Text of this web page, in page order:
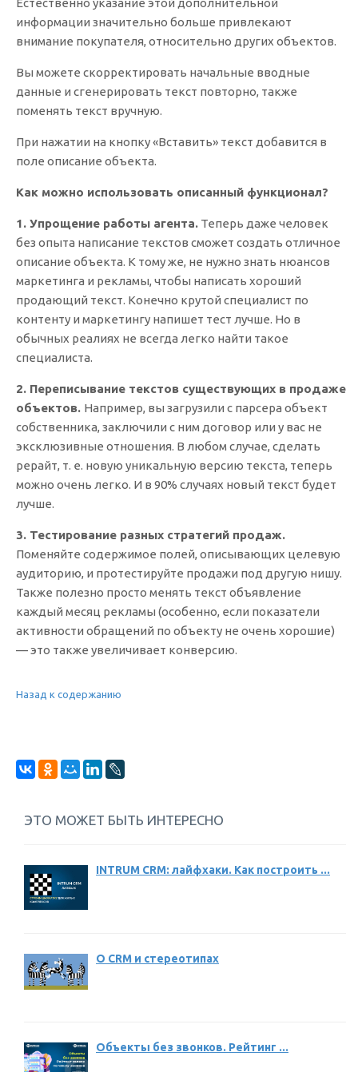
Естественно указание этой дополнительной
информации значительно больше привлекают
внимание покупателя, относительно других объектов.
Вы можете скорректировать начальные вводные
данные и сгенерировать текст повторно, также
поменять текст вручную.
При нажатии на кнопку «Вставить» текст добавится в
поле описание объекта.
Как можно использовать описанный функционал?
1. Упрощение работы агента. Теперь даже человек
без опыта написание текстов сможет создать отличное
описание объекта. К тому же, не нужно знать нюансов
маркетинга и рекламы, чтобы написать хороший
продающий текст. Конечно крутой специалист по
контенту и маркетингу напишет тест лучше. Но в
обычных реалиях не всегда легко найти такое
специалиста.
2. Переписывание текстов существующих в продаже
объектов. Например, вы загрузили с парсера объект
собственника, заключили с ним договор или у вас не
эксклюзивные отношения. В любом случае, сделать
рерайт, т. е. новую уникальную версию текста, теперь
можно очень легко. И в 90% случаях новый текст будет
лучше.
3. Тестирование разных стратегий продаж.
Поменяйте содержимое полей, описывающих целевую
аудиторию, и протестируйте продажи под другую нишу.
Также полезно просто менять текст объявление
каждый месяц рекламы (особенно, если показатели
активности обращений по объекту не очень хорошие)
— это также увеличивает конверсию.
Назад к содержанию
ЭТО МОЖЕТ БЫТЬ ИНТЕРЕСНО
INTRUM CRM: лайфхаки. Как построить ...
О CRM и стереотипах
Объекты без звонков. Рейтинг ...